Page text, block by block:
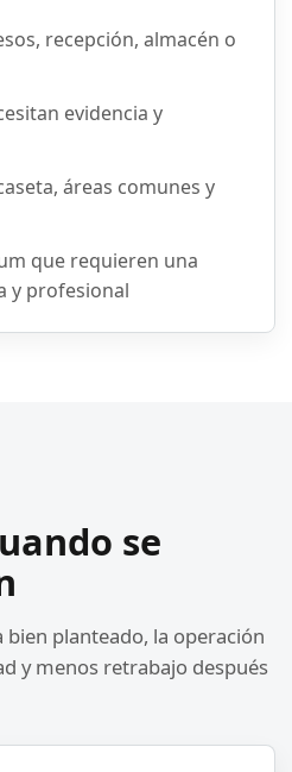
recepción, almacén o
evidencia y
áreas comunes y
que requieren una
y profesional
se
bien planteado, la operación
y menos retrabajo después